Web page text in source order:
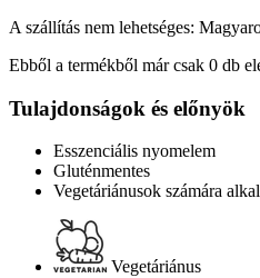
A szállítás nem lehetséges:
Ebből a termékből már csak 0 db
Tulajdonságok és előnyök
Esszenciális nyomelem
Gluténmentes
Vegetáriánusok számára
Vegetáriánus